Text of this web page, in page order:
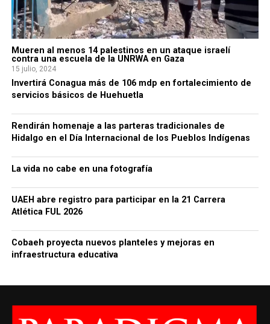
Mueren al menos 14 palestinos en un ataque israelí
contra una escuela de la UNRWA en Gaza
15 julio, 2024
Invertirá Conagua más de 106 mdp en fortalecimiento de
servicios básicos de Huehuetla
Rendirán homenaje a las parteras tradicionales de
Hidalgo en el Día Internacional de los Pueblos Indígenas
La vida no cabe en una fotografía
UAEH abre registro para participar en la 21 Carrera
Atlética FUL 2026
Cobaeh proyecta nuevos planteles y mejoras en
infraestructura educativa